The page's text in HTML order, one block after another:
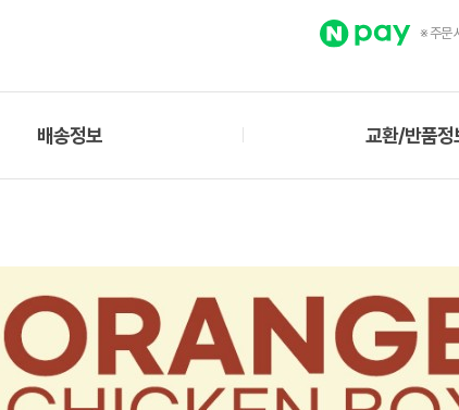
※ 주문
배송정보 교환/반품정